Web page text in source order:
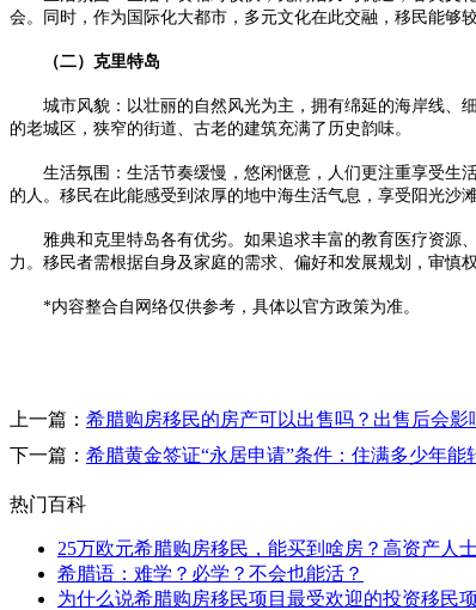
会。同时，作为国际化大都市，多元文化在此交融，移民能够
（二）克里特岛
城市风貌：以壮丽的自然风光为主，拥有绵延的海岸线、细
的老城区，狭窄的街道、古老的建筑充满了历史韵味。
生活氛围：生活节奏缓慢，悠闲惬意，人们更注重享受生活
的人。移民在此能感受到浓厚的地中海生活气息，享受阳光沙
雅典和克里特岛各有优劣。如果追求丰富的教育医疗资源、
力。移民者需根据自身及家庭的需求、偏好和发展规划，审慎
*内容整合自网络仅供参考，具体以官方政策为准。
上一篇： 希腊购房移民的房产可以出售吗？出售后会影
下一篇： 希腊黄金签证“永居申请”条件：住满多少年能
热门百科
25万欧元希腊购房移民，能买到啥房？高资产人士
希腊语：难学？必学？不会也能活？
为什么说希腊购房移民项目最受欢迎的投资移民